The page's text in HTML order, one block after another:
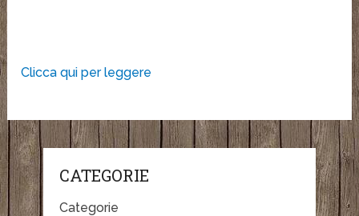
Clicca qui per leggere
CATEGORIE
Categorie